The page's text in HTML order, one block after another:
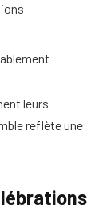
leurs
reflète une